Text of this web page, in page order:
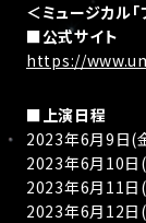
＜ミュージカル
■公式サイト
https://
■上演日程
2023年6月9日(
2023年6月10
2023年6月11日
2023年6月12日